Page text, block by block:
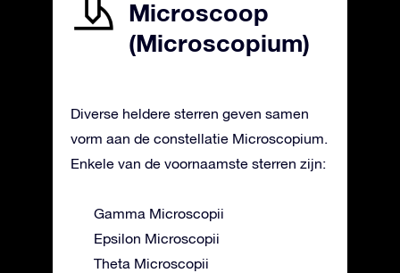
Microscoop
(Microscopium)
Diverse heldere sterren geven samen
vorm aan de constellatie Microscopium.
Enkele van de voornaamste sterren zijn:
Gamma Microscopii
Epsilon Microscopii
Theta Microscopii